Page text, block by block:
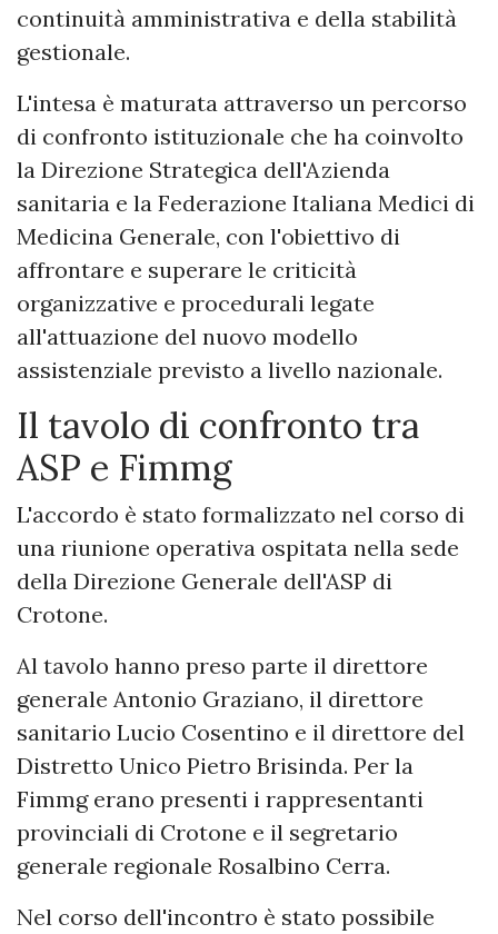
continuità amministrativa e della stabilità
gestionale.
L'intesa è maturata attraverso un percorso
di confronto istituzionale che ha coinvolto
la Direzione Strategica dell'Azienda
sanitaria e la Federazione Italiana Medici di
Medicina Generale, con l'obiettivo di
affrontare e superare le criticità
organizzative e procedurali legate
all'attuazione del nuovo modello
assistenziale previsto a livello nazionale.
Il tavolo di confronto tra
ASP e Fimmg
L'accordo è stato formalizzato nel corso di
una riunione operativa ospitata nella sede
della Direzione Generale dell'ASP di
Crotone.
Al tavolo hanno preso parte il direttore
generale Antonio Graziano, il direttore
sanitario Lucio Cosentino e il direttore del
Distretto Unico Pietro Brisinda. Per la
Fimmg erano presenti i rappresentanti
provinciali di Crotone e il segretario
generale regionale Rosalbino Cerra.
Nel corso dell'incontro è stato possibile